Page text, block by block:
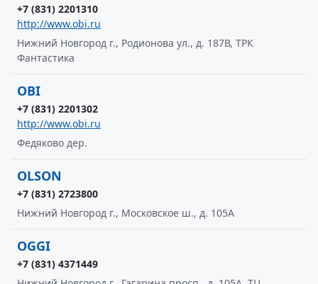
+7 (831) 2201310
http://www.obi.ru
Нижний Новгород г., Родионова ул., д. 187В, ТРК
Фантастика
OBI
+7 (831) 2201302
http://www.obi.ru
Федяково дер.
OLSON
+7 (831) 2723800
Нижний Новгород г., Московское ш., д. 105А
OGGI
+7 (831) 4371449